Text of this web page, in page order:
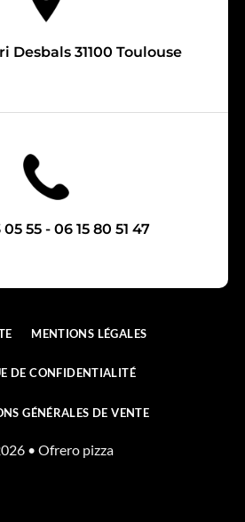
Desbals 31100 Toulouse
55 - 06 15 80 51 47
• Ofrero pizza
MENTIONS LÉGALES
DE CONFIDENTIALITÉ
GÉNÉRALES DE VENTE